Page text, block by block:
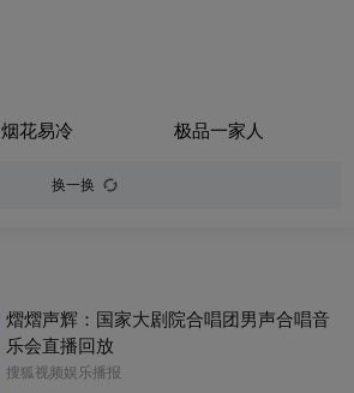
烟花易冷 极品一家人
换一换
熠熠声辉：国家大剧院合唱团男声合唱音
乐会直播回放
搜狐视频娱乐播报